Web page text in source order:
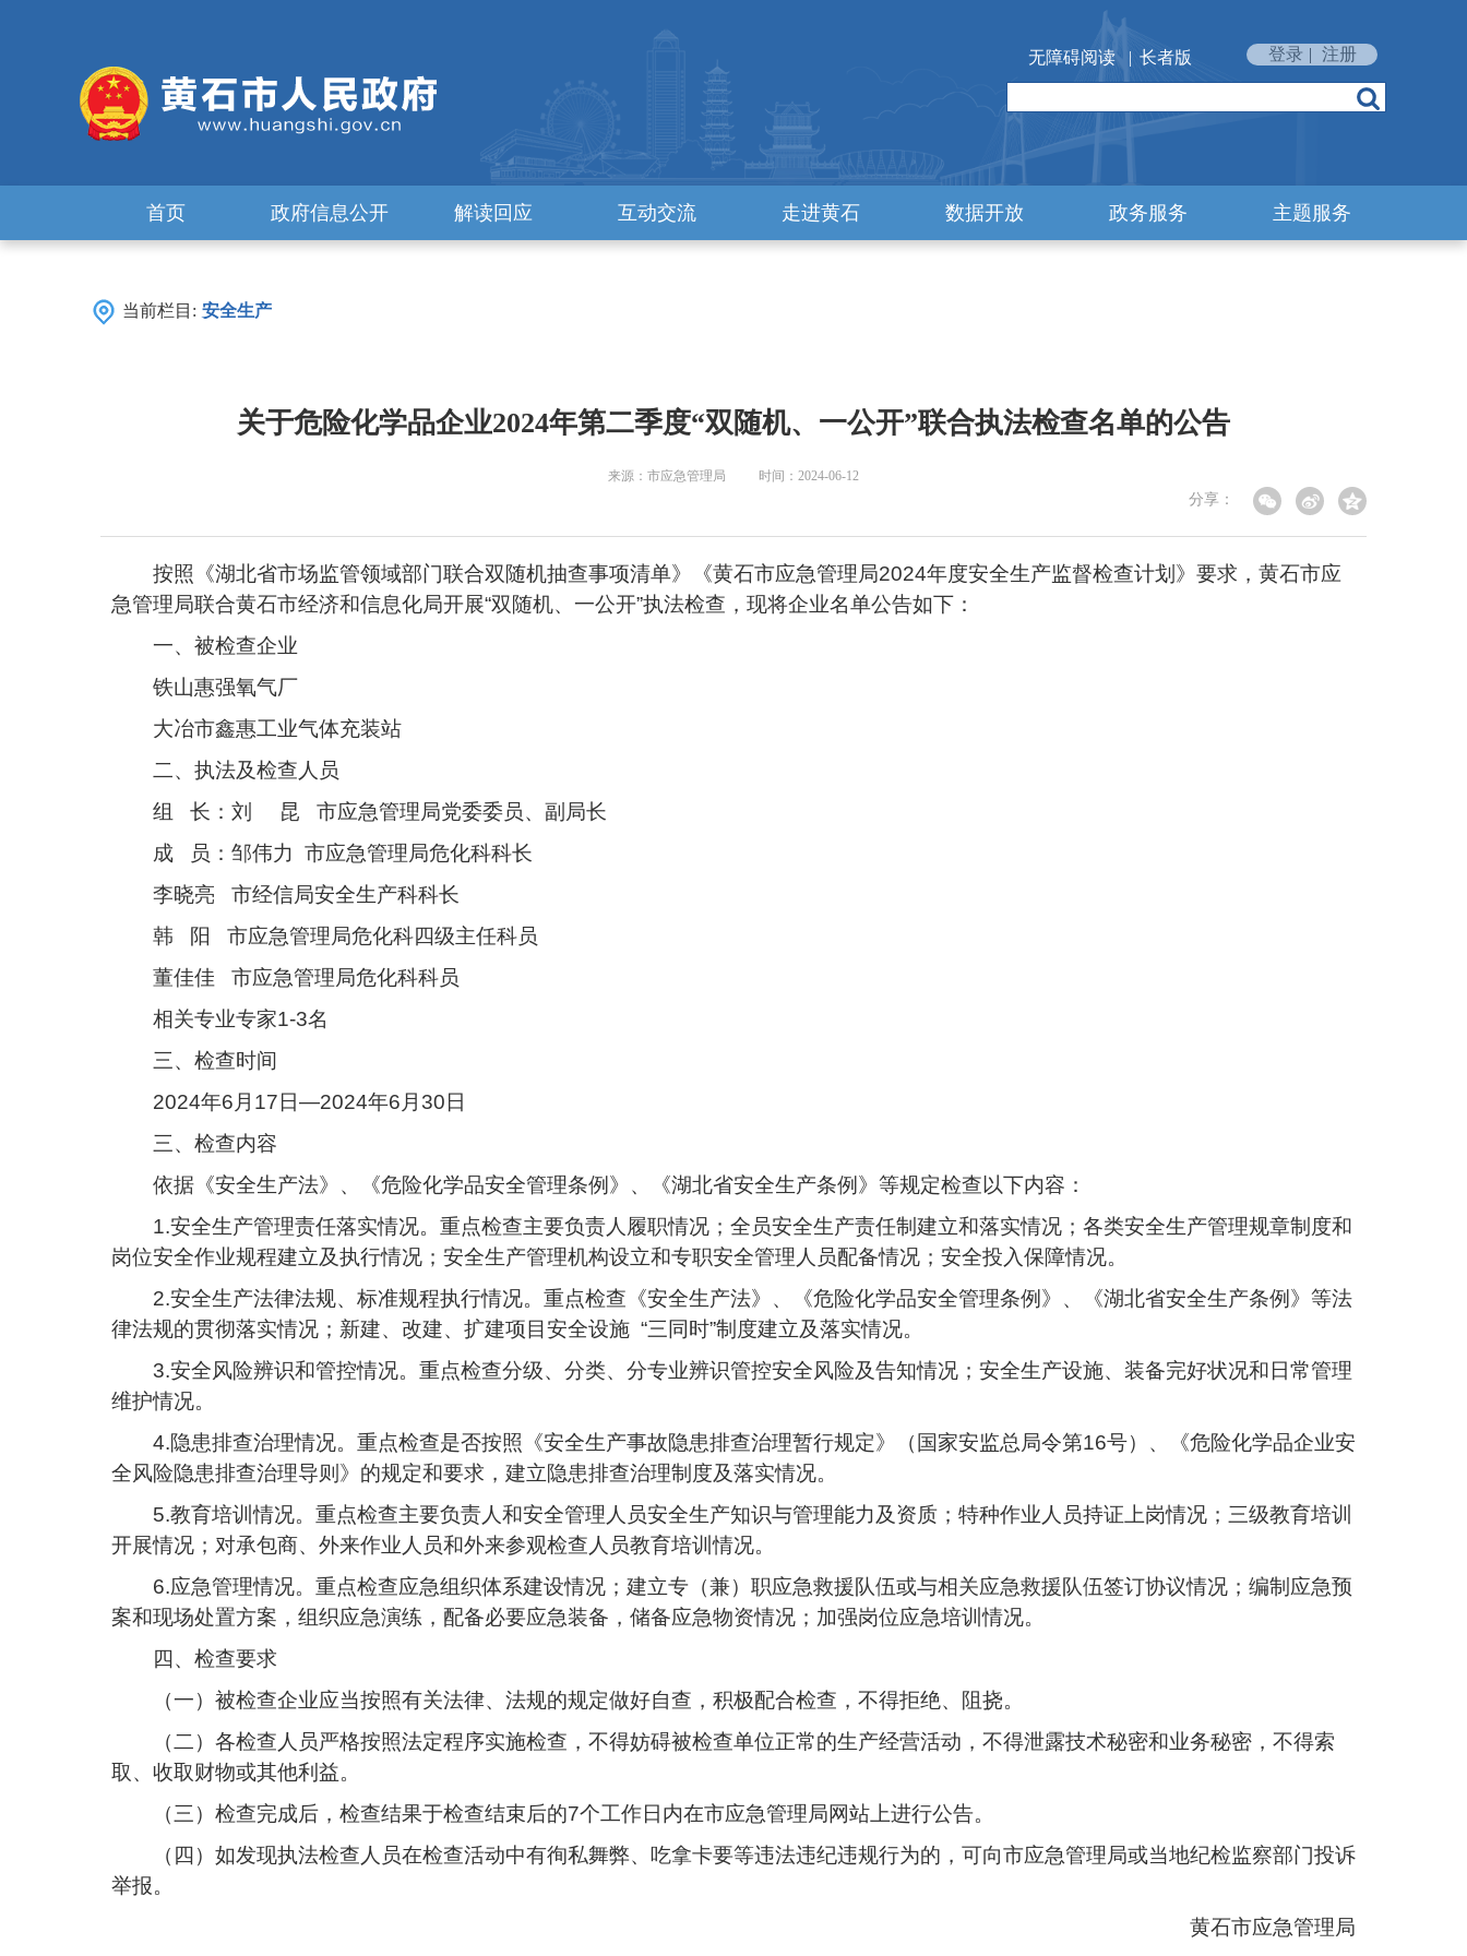
无障碍阅读 | 长者版 登录 | 注册
首页 政府信息公开 解读回应 互动交流 走进黄石 数据开放 政务服务 主题服务
当前栏目: 安全生产
关于危险化学品企业2024年第二季度“双随机、一公开”联合执法检查名单的公告
来源：市应急管理局 时间：2024-06-12
分享：
按照《湖北省市场监管领域部门联合双随机抽查事项清单》《黄石市应急管理局2024年度安全生产监督检查计划》要求，黄石市应
急管理局联合黄石市经济和信息化局开展“双随机、一公开”执法检查，现将企业名单公告如下：
一、被检查企业
铁山惠强氧气厂
大冶市鑫惠工业气体充装站
二、执法及检查人员
组 长：刘 昆 市应急管理局党委委员、副局长
成 员：邹伟力 市应急管理局危化科科长
李晓亮 市经信局安全生产科科长
韩 阳 市应急管理局危化科四级主任科员
董佳佳 市应急管理局危化科科员
相关专业专家1-3名
三、检查时间
2024年6月17日—2024年6月30日
三、检查内容
依据《安全生产法》、《危险化学品安全管理条例》、《湖北省安全生产条例》等规定检查以下内容：
1.安全生产管理责任落实情况。重点检查主要负责人履职情况；全员安全生产责任制建立和落实情况；各类安全生产管理规章制度和
岗位安全作业规程建立及执行情况；安全生产管理机构设立和专职安全管理人员配备情况；安全投入保障情况。
2.安全生产法律法规、标准规程执行情况。重点检查《安全生产法》、《危险化学品安全管理条例》、《湖北省安全生产条例》等法
律法规的贯彻落实情况；新建、改建、扩建项目安全设施 “三同时”制度建立及落实情况。
3.安全风险辨识和管控情况。重点检查分级、分类、分专业辨识管控安全风险及告知情况；安全生产设施、装备完好状况和日常管理
维护情况。
4.隐患排查治理情况。重点检查是否按照《安全生产事故隐患排查治理暂行规定》（国家安监总局令第16号）、《危险化学品企业安
全风险隐患排查治理导则》的规定和要求，建立隐患排查治理制度及落实情况。
5.教育培训情况。重点检查主要负责人和安全管理人员安全生产知识与管理能力及资质；特种作业人员持证上岗情况；三级教育培训
开展情况；对承包商、外来作业人员和外来参观检查人员教育培训情况。
6.应急管理情况。重点检查应急组织体系建设情况；建立专（兼）职应急救援队伍或与相关应急救援队伍签订协议情况；编制应急预
案和现场处置方案，组织应急演练，配备必要应急装备，储备应急物资情况；加强岗位应急培训情况。
四、检查要求
（一）被检查企业应当按照有关法律、法规的规定做好自查，积极配合检查，不得拒绝、阻挠。
（二）各检查人员严格按照法定程序实施检查，不得妨碍被检查单位正常的生产经营活动，不得泄露技术秘密和业务秘密，不得索
取、收取财物或其他利益。
（三）检查完成后，检查结果于检查结束后的7个工作日内在市应急管理局网站上进行公告。
（四）如发现执法检查人员在检查活动中有徇私舞弊、吃拿卡要等违法违纪违规行为的，可向市应急管理局或当地纪检监察部门投诉
举报。
黄石市应急管理局